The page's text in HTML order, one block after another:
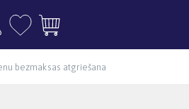
bezmaksas atgriešana